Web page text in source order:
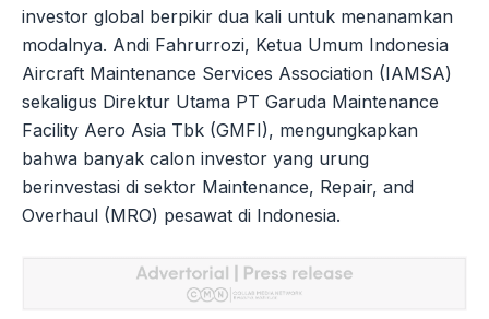
investor global berpikir dua kali untuk menanamkan
modalnya. Andi Fahrurrozi, Ketua Umum Indonesia
Aircraft Maintenance Services Association (IAMSA)
sekaligus Direktur Utama PT Garuda Maintenance
Facility Aero Asia Tbk (GMFI), mengungkapkan
bahwa banyak calon investor yang urung
berinvestasi di sektor Maintenance, Repair, and
Overhaul (MRO) pesawat di Indonesia.